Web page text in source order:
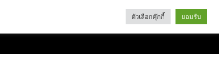
Categories
ตัวเลือกคุ๊กกี้ ยอมรับ